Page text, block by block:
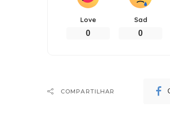
Love
0
Sad
0
COMPARTILHAR